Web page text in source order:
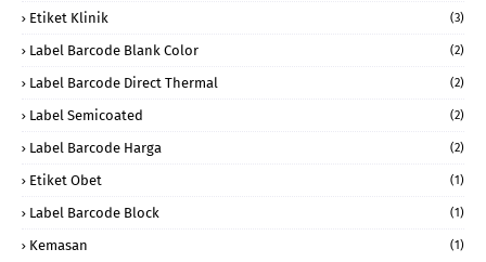
Etiket Klinik (3)
Label Barcode Blank Color (2)
Label Barcode Direct Thermal (2)
Label Semicoated (2)
Label Barcode Harga (2)
Etiket Obet (1)
Label Barcode Block (1)
Kemasan (1)